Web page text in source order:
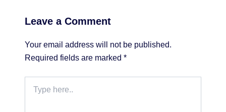
Leave a Comment
Your email address will not be published.
Required fields are marked *
here..